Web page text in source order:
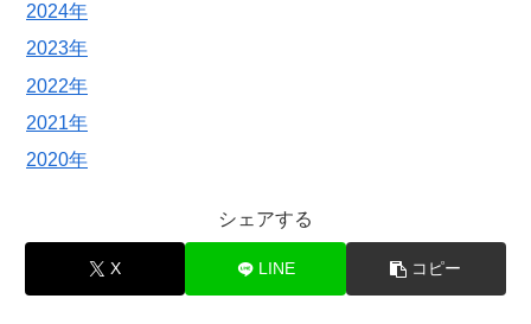
2024年
2023年
2022年
2021年
2020年
シェアする
X LINE コピー